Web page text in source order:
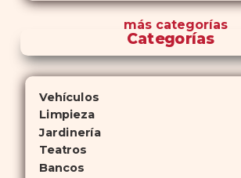
máscategorías
Categorías
Vehículos
Limpieza
Jardinería
Teatros
Bancos